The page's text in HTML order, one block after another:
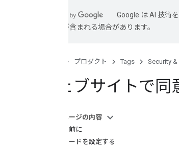
Google は AI 技術
は誤りが含まれる場合があります。
プロダクト Tags Security &
ウェブサイトで
このページの内容
始める前に
同意モードを設定する